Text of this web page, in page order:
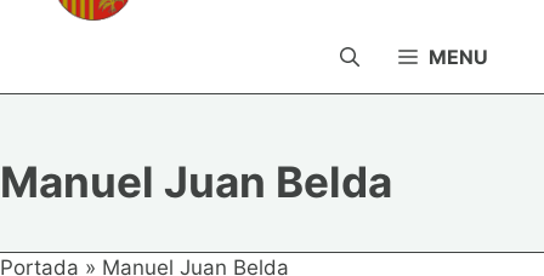
MENU
Manuel Juan Belda
Portada » Manuel Juan Belda